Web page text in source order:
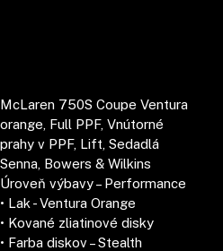
McLaren 750S Coupe Ventura
orange, Full PPF, Vnútorné
prahy v PPF, Lift, Sedadlá
Senna, Bowers & Wilkins
Úroveň výbavy – Performance
• Lak - Ventura Orange
• Kované zliatinové disky
• Farba diskov – Stealth